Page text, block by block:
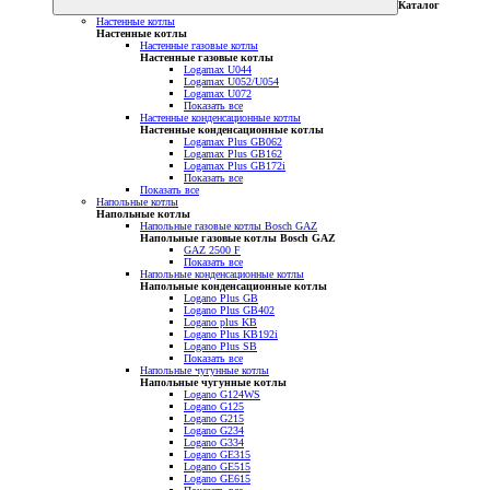
Каталог
Настенные котлы
Настенные котлы
Настенные газовые котлы
Настенные газовые котлы
Logamax U044
Logamax U052/U054
Logamax U072
Показать все
Настенные конденсационные котлы
Настенные конденсационные котлы
Logamax Plus GB062
Logamax Plus GB162
Logamax Plus GB172i
Показать все
Показать все
Напольные котлы
Напольные котлы
Напольные газовые котлы Bosch GAZ
Напольные газовые котлы Bosch GAZ
GAZ 2500 F
Показать все
Напольные конденсационные котлы
Напольные конденсационные котлы
Logano Plus GB
Logano Plus GB402
Logano plus KB
Logano Plus KB192i
Logano Plus SB
Показать все
Напольные чугунные котлы
Напольные чугунные котлы
Logano G124WS
Logano G125
Logano G215
Logano G234
Logano G334
Logano GE315
Logano GE515
Logano GE615